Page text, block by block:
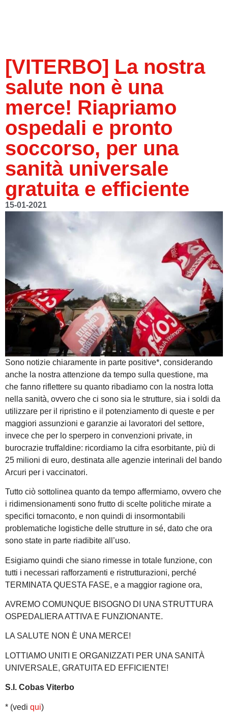
[VITERBO] La nostra
salute non è una
merce! Riapriamo
ospedali e pronto
soccorso, per una
sanità universale
gratuita e efficiente
15-01-2021
Sono notizie chiaramente in parte positive*, considerando
anche la nostra attenzione da tempo sulla questione, ma
che fanno riflettere su quanto ribadiamo con la nostra lotta
nella sanità, ovvero che ci sono sia le strutture, sia i soldi da
utilizzare per il ripristino e il potenziamento di queste e per
maggiori assunzioni e garanzie ai lavoratori del settore,
invece che per lo sperpero in convenzioni private, in
burocrazie truffaldine: ricordiamo la cifra esorbitante, più di
25 milioni di euro, destinata alle agenzie interinali del bando
Arcuri per i vaccinatori.
Tutto ciò sottolinea quanto da tempo affermiamo, ovvero che
i ridimensionamenti sono frutto di scelte politiche mirate a
specifici tornaconto, e non quindi di insormontabili
problematiche logistiche delle strutture in sé, dato che ora
sono state in parte riadibite all’uso.
Esigiamo quindi che siano rimesse in totale funzione, con
tutti i necessari rafforzamenti e ristrutturazioni, perché
TERMINATA QUESTA FASE, e a maggior ragione ora,
AVREMO COMUNQUE BISOGNO DI UNA STRUTTURA
OSPEDALIERA ATTIVA E FUNZIONANTE.
LA SALUTE NON È UNA MERCE!
LOTTIAMO UNITI E ORGANIZZATI PER UNA SANITÀ
UNIVERSALE, GRATUITA ED EFFICIENTE!
S.I. Cobas Viterbo
* (vedi qui)